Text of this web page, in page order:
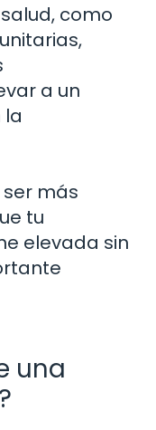
como
a un
más
tu
elevada sin
una